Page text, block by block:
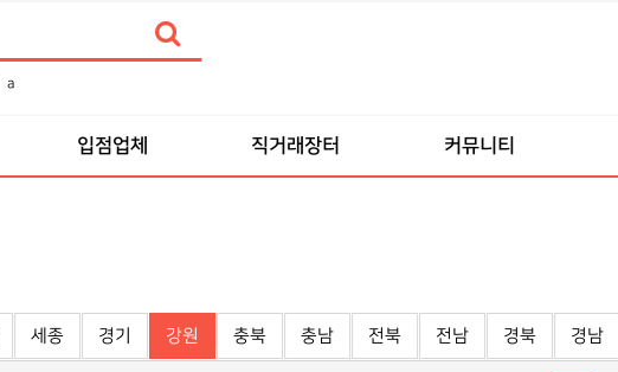
a
입점업체 직거래장터 커뮤니티
세종 경기 강원 충북 충남 전북 전남 경북 경남